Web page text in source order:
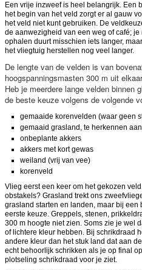
Een vrije inzweef is heel belangrijk. Een
het begin van het veld zorgt er al gauw
het veld niet kunt gebruiken. De
de aanwezigheid van een weg of café;
ophalen duurt misschien iets langer,
het vliegtuig herstellen nog veel langer.
De lengte van de velden is van
hoogspanningsmasten 300 m uit
Heb je meerdere lange velden binnen
de beste keuze volgens de volgende
gemaaide korenvelden (waar geen
gemaaid grasland, te herkennen
onbeplante akkers
akkers met kort gewas
weiland (vrij van vee)
korenveld
Vlieg eerst een keer om het gekozen
obstakels? Grasland trekt ons
grasland starten en landen, maar bij
eerste keuze. Greppels, stenen,
300 m hoogte niet zien. Soms zie je wel
of lichtere kleur hebben. Bij schrikdraad
andere kleur dan het stuk land dat aan
echt behoorlijk schrikken als je op final
plotseling schrikdraad voor je ziet.